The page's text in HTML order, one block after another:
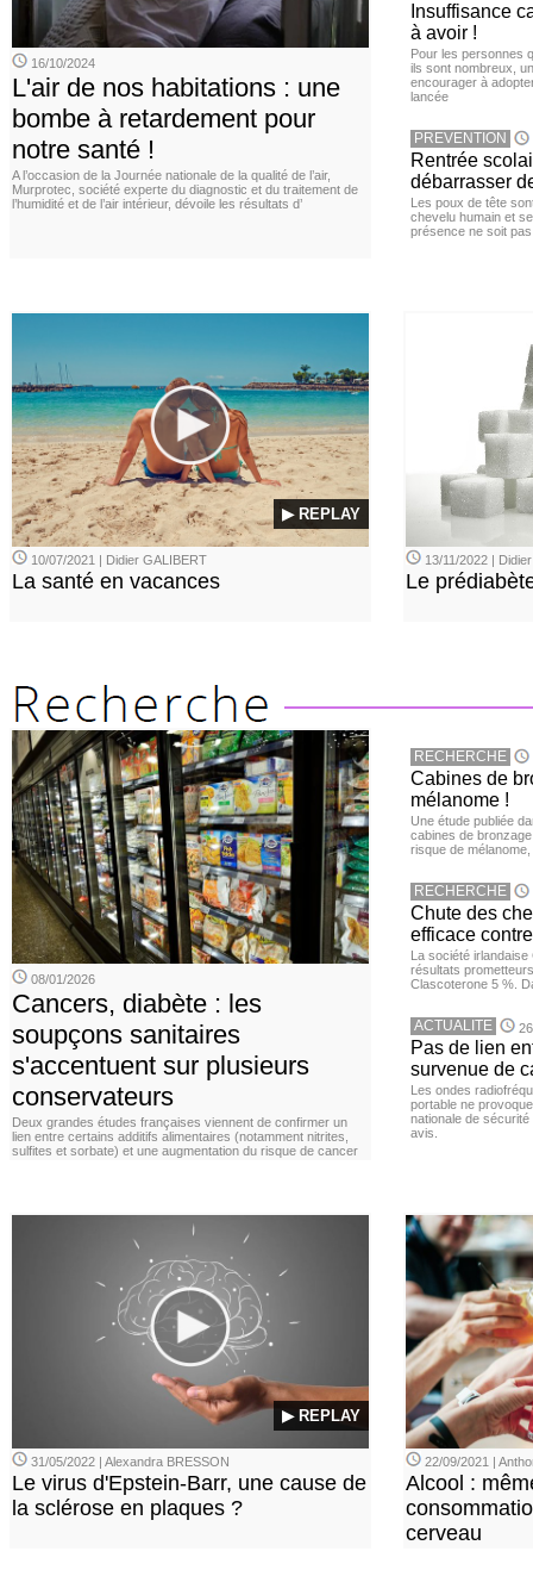
16/10/2024
L'air de nos habitations : une
bombe à retardement pour
notre santé !
A l’occasion de la Journée nationale de la qualité de l’air,
Murprotec, société experte du diagnostic et du traitement de
l’humidité et de l’air intérieur, dévoile les résultats d’
Insuffisance
à avoir !
Pour les personnes
ils sont nombreux,
encourager à
lancée
PREVENTION
Rentrée
débarrasser
Les poux de tête
chevelu humain et
présence ne soit
▶ REPLAY
10/07/2021 | Didier GALIBERT
La santé en vacances
13/11/2022 |
Le
08/01/2026
Cancers, diabète : les
soupçons sanitaires
s'accentuent sur plusieurs
conservateurs
Deux grandes études françaises viennent de confirmer un
lien entre certains additifs alimentaires (notamment nitrites,
sulfites et sorbate) et une augmentation du risque de cancer
RECHERCHE
Cabines de
mélanome !
Une étude publiée
cabines de
risque de
RECHERCHE
Chute des
efficace
La société
résultats
Clascoterone 5 %.
ACTUALITE
Pas de lien
survenue de
Les ondes
portable ne
nationale de
avis.
▶ REPLAY
31/05/2022 | Alexandra BRESSON
Le virus d'Epstein-Barr, une cause de
la sclérose en plaques ?
22/09/2021 |
Alcool :
cerveau